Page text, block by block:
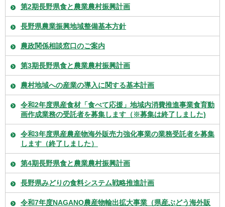
第2期長野県食と農業農村振興計画
長野県農業振興地域整備基本方針
農政関係相談窓口のご案内
第3期長野県食と農業農村振興計画
農村地域への産業の導入に関する基本計画
令和2年度県産食材「食べて応援」地域内消費推進事業食育動
画作成業務の受託者を募集します（※募集は終了しました)
令和3年度県産農産物海外販売力強化事業の業務受託者を募集
します（終了しました）
第4期長野県食と農業農村振興計画
長野県みどりの食料システム戦略推進計画
令和7年度NAGANO農産物輸出拡大事業（県産ぶどう海外販